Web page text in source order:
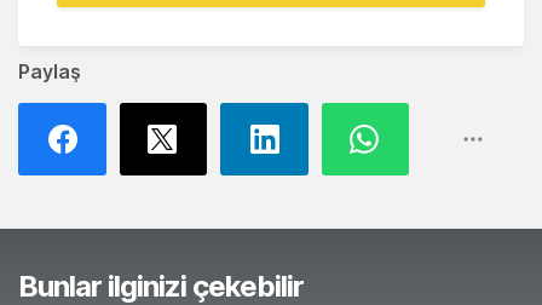
Paylaş
Bunlar ilginizi çekebilir